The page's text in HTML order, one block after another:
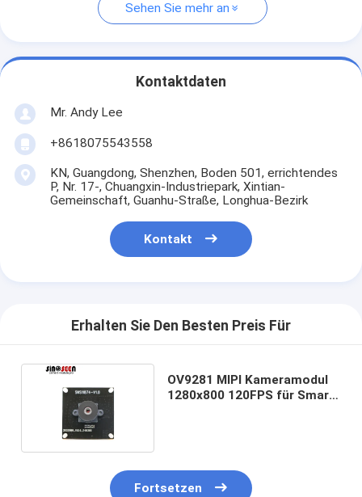
Sehen Sie mehr an
Kontaktdaten
Mr. Andy Lee
+8618075543558
KN, Guangdong, Shenzhen, Boden 501, errichtendes
P, Nr. 17-, Chuangxin-Industriepark, Xintian-
Gemeinschaft, Guanhu-Straße, Longhua-Bezirk
Kontakt
Erhalten Sie Den Besten Preis Für
OV9281 MIPI Kameramodul
1280x800 120FPS für Smart
Fortsetzen